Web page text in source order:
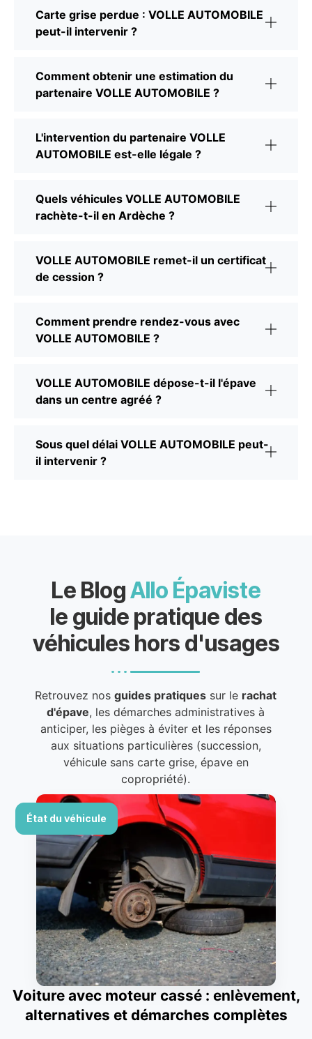
Carte grise perdue : VOLLE AUTOMOBILE
peut-il intervenir ?
Comment obtenir une estimation du
partenaire VOLLE AUTOMOBILE ?
L'intervention du partenaire VOLLE
AUTOMOBILE est-elle légale ?
Quels véhicules VOLLE AUTOMOBILE
rachète-t-il en Ardèche ?
VOLLE AUTOMOBILE remet-il un certificat
de cession ?
Comment prendre rendez-vous avec
VOLLE AUTOMOBILE ?
VOLLE AUTOMOBILE dépose-t-il l'épave
dans un centre agréé ?
Sous quel délai VOLLE AUTOMOBILE peut-
il intervenir ?
Le BlogAllo Épaviste
le guide pratique des
véhicules hors d'usages
Retrouvez nosguides pratiques sur le rachat
d'épave, les démarches administratives à
anticiper, les pièges à éviter et les réponses
aux situations particulières (succession,
véhicule sans carte grise, épave en
copropriété).
État du véhicule
Voiture avec moteur cassé : enlèvement,
alternatives et démarches complètes